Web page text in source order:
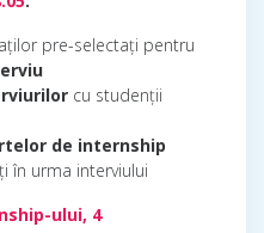
pre-selectați pentru
cu studenții
de internship
în urma interviului
ului, 4